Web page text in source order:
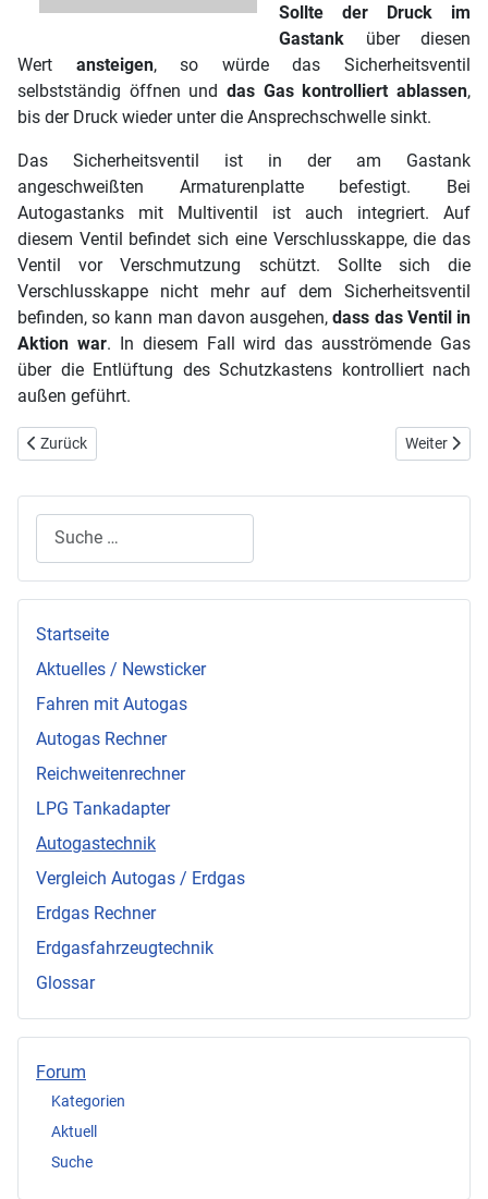
Sollte der Druck im
Gastank über diesen
Wert ansteigen, so würde das Sicherheitsventil
selbstständig öffnen und das Gas kontrolliert ablassen,
bis der Druck wieder unter die Ansprechschwelle sinkt.
Das Sicherheitsventil ist in der am Gastank
angeschweißten Armaturenplatte befestigt. Bei
Autogastanks mit Multiventil ist auch integriert. Auf
diesem Ventil befindet sich eine Verschlusskappe, die das
Ventil vor Verschmutzung schützt. Sollte sich die
Verschlusskappe nicht mehr auf dem Sicherheitsventil
befinden, so kann man davon ausgehen,dass das Ventil in
Aktion war. In diesem Fall wird das ausströmende Gas
über die Entlüftung des Schutzkastens kontrolliert nach
außen geführt.
Vorheriger Beitrag: Autogastechnik: Funktion des automatischen
Zurück Nächster
Weiter
Suchen
Startseite
Aktuelles / Newsticker
Fahren mit Autogas
Autogas Rechner
Reichweitenrechner
LPG Tankadapter
Autogastechnik
Vergleich Autogas / Erdgas
Erdgas Rechner
Erdgasfahrzeugtechnik
Glossar
Forum
Kategorien
Aktuell
Suche